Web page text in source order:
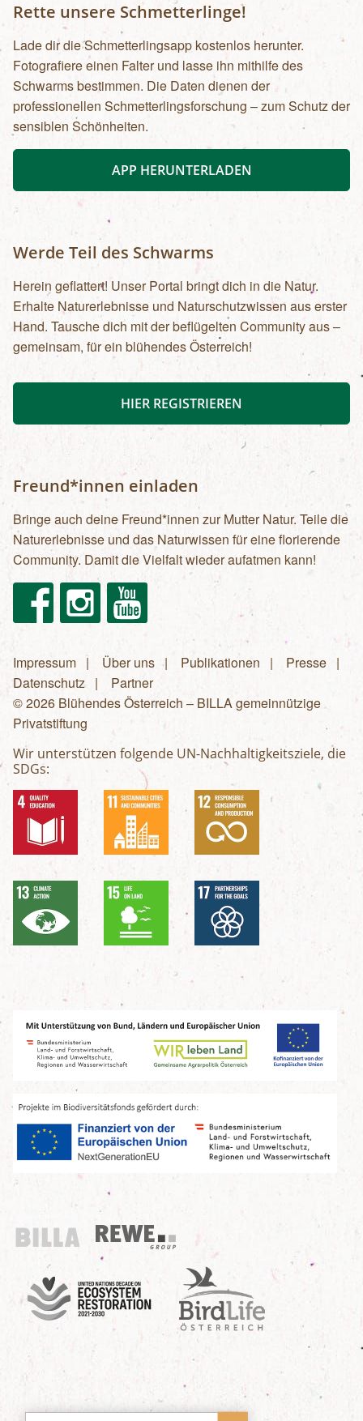
Rette unsere Schmetterlinge!
Lade dir die Schmetterlingsapp kostenlos herunter.
Fotografiere einen Falter und lasse ihn mithilfe des
Schwarms bestimmen. Die Daten dienen der
professionellen Schmetterlingsforschung – zum Schutz der
sensiblen Schönheiten.
APP HERUNTERLADEN
Werde Teil des Schwarms
Herein geflattert! Unser Portal bringt dich in die Natur.
Erhalte Naturerlebnisse und Naturschutzwissen aus erster
Hand. Tausche dich mit der beflügelten Community aus –
gemeinsam, für ein blühendes Österreich!
HIER REGISTRIEREN
Freund*innen einladen
Bringe auch deine Freund*innen zur Mutter Natur. Teile die
Naturerlebnisse und das Naturwissen für eine florierende
Community. Damit die Vielfalt wieder aufatmen kann!
FacebookInstagram Youtube
Fußzeilenmenü
Impressum Über uns Publikationen
Presse
Datenschutz
Partner
© 2026 Blühendes Österreich – BILLA gemeinnützige
Privatstiftung
Wir unterstützen folgende UN-Nachhaltigkeitsziele, die
SDGs:
Billa
REWE Group
UN Decade
Birdlife